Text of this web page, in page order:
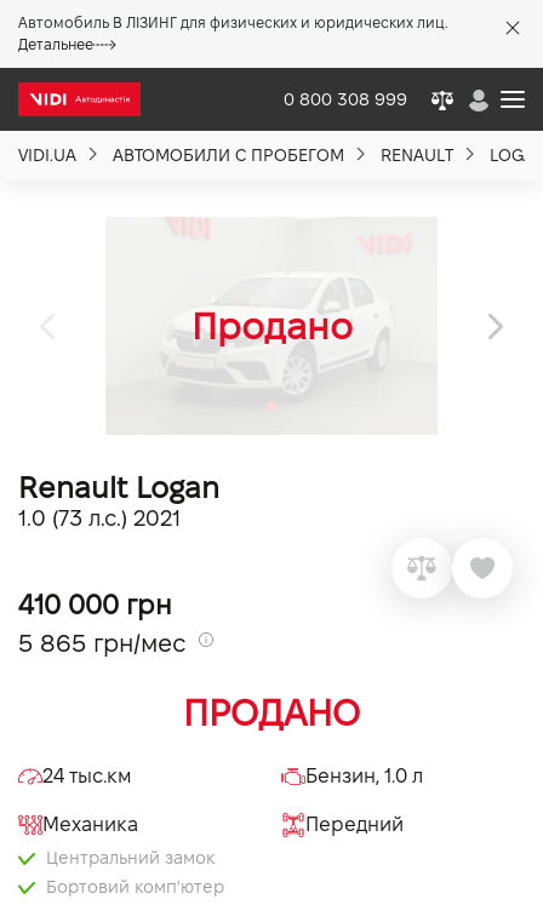
Автомобиль В ЛІЗИНГ для физических и юридических лиц.
Детальнее
0 800 308 999
VIDI.UA АВТОМОБИЛИ С ПРОБЕГОМ RENAULT
Renault Logan
1.0 (73 л.с.) 2021
410 000 грн
5 865 грн/мес
ПРОДАНО
24 тыс.км Бензин, 1.0 л
Механика Передний
Центральний замок
Бортовий комп'ютер
Новости
Политика качества
Вакансии
Контакты
Підпишись на наш канал та слідкуй за